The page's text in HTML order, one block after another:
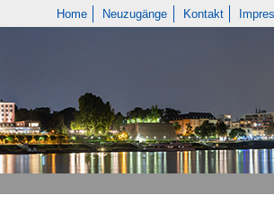
Home Neuzugänge Kontakt